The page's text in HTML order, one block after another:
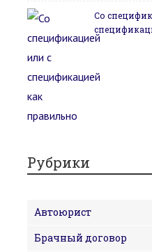
Со
Рубрики
Автоюрист
Брачный договор